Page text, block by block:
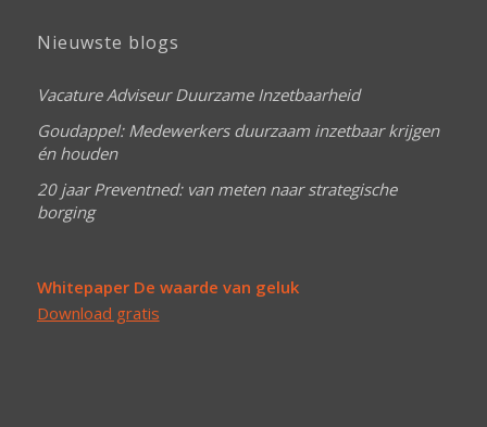
Nieuwste blogs
Vacature Adviseur Duurzame Inzetbaarheid
Goudappel: Medewerkers duurzaam inzetbaar krijgen
én houden
20 jaar Preventned: van meten naar strategische
borging
Whitepaper De waarde van geluk
Download gratis